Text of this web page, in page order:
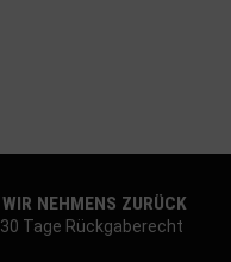
WIR NEHMENS ZURÜCK
30 Tage Rückgaberecht